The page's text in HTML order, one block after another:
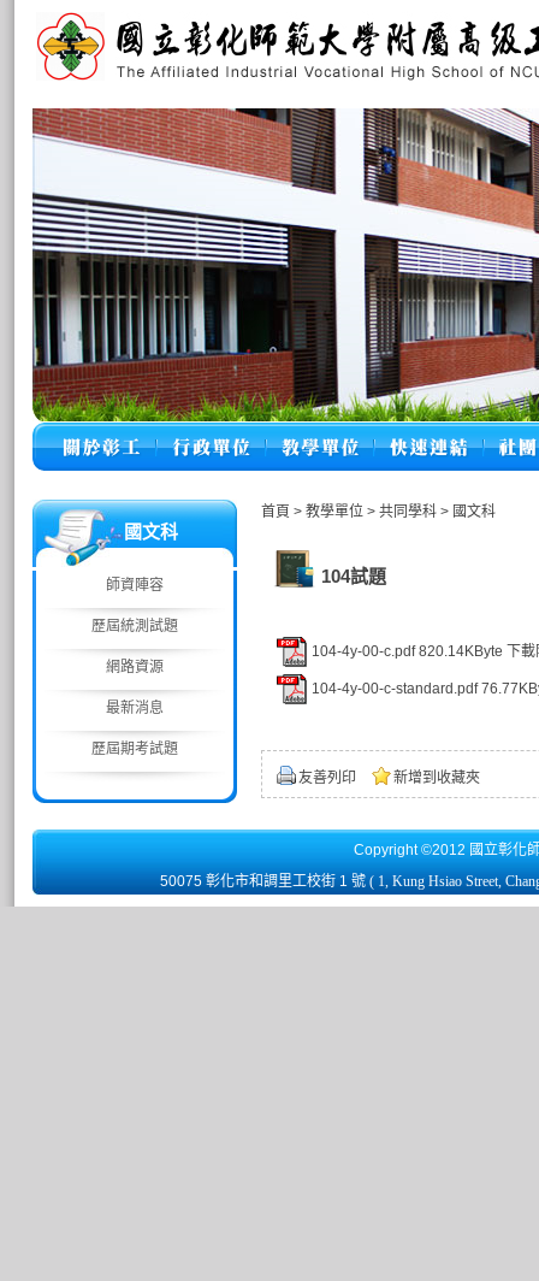
國文科
師資陣容
歷屆統測試題
網路資源
最新消息
歷屆期考試題
首頁 > 教學單位 > 共同學科 > 國文科
104試題
104-4y-00-c.pdf 820.14KByte 下載
104-4y-00-c-standard.pdf
友善列印 新增到收藏夾
Copyright ©2012 國立彰化
50075 彰化市和調里工校街 1 號 ( 1, Kung Hsiao Street,